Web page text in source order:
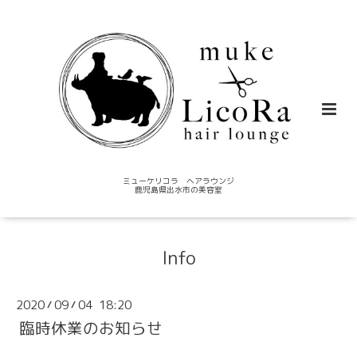
ミューケリコラ ヘアラウンジ
鹿児島県出水市の美容室
Info
2020/09/04 18:20
臨時休業のお知らせ